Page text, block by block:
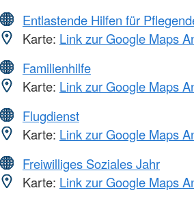
Entlastende Hilfen für
Karte: Link zur Google Maps
Familienhilfe
Karte: Link zur Google Maps
Flugdienst
Karte: Link zur Google Maps
Freiwilliges Soziales Jahr
Karte: Link zur Google Maps